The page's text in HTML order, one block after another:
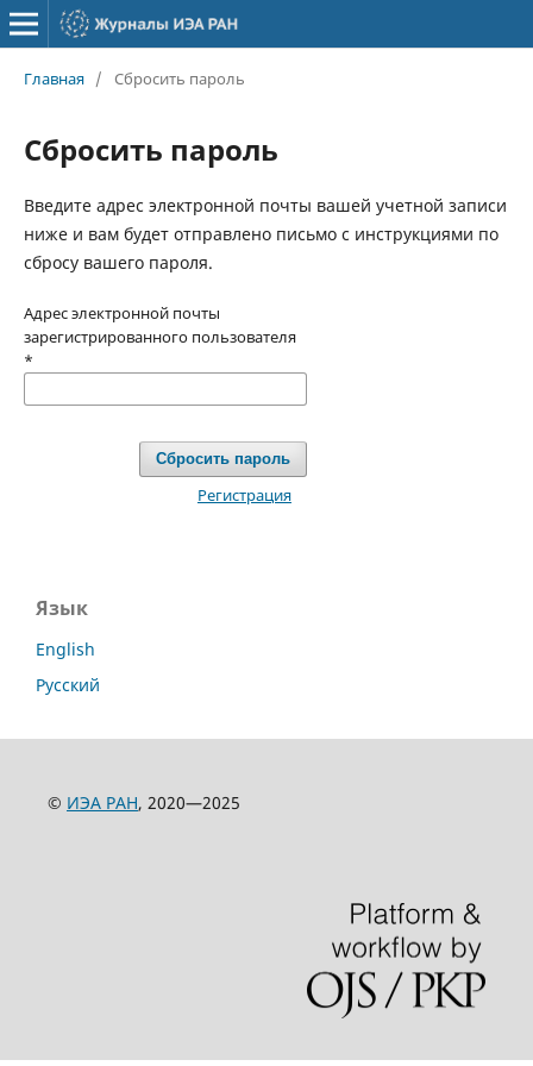
Главная / Сбросить пароль
Сбросить пароль
Введите адрес электронной почты вашей учетной записи
ниже и вам будет отправлено письмо с инструкциями по
сбросу вашего пароля.
Адрес электронной почты
зарегистрированного пользователя
*
Сбросить пароль
Регистрация
Язык
English
Русский
© ИЭА РАН, 2020—2025